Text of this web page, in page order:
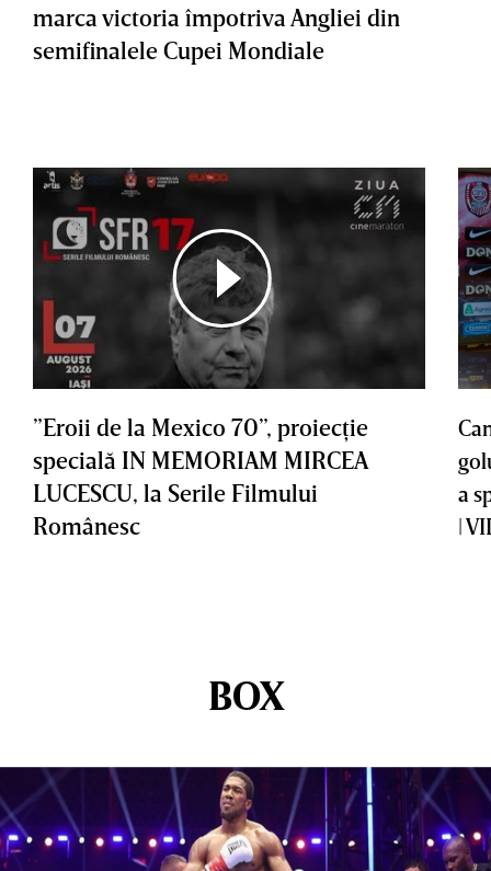
marca victoria împotriva Angliei din
semifinalele Cupei Mondiale
”Eroii de la Mexico 70”, proiecţie
specială IN MEMORIAM MIRCEA
LUCESCU, la Serile Filmului
Românesc
a
|
BOX